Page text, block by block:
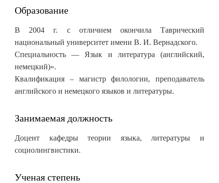
Образование
В 2004 г. с отличием окончила Таврический
национальный университет имени В. И. Вернадского.
Специальность — Язык и литература (английский,
немецкий)».
Квалификация – магистр филологии, преподаватель
английского и немецкого языков и литературы.
Занимаемая должность
Доцент кафедры теории языка, литературы и
социолингвистики.
Ученая степень